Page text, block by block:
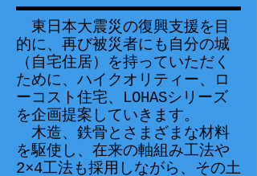
東日本大震災の復興支援を目
的に、再び被災者にも自分の城
（自宅住居）を持っていただく
ために、ハイクオリティー、ロ
ーコスト住宅、LOHASシリーズ
を企画提案していきます。
木造、鉄骨とさまざまな材料
を駆使し、在来の軸組み工法や
2×4工法も採用しながら、その土